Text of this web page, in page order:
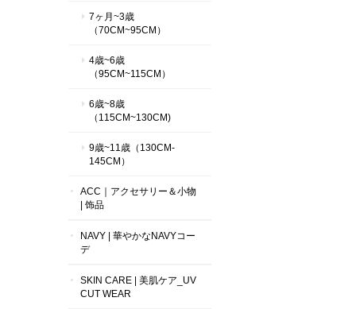
7ヶ月~3歳
（70CM~95CM）
4歳~6歳
（95CM~115CM）
6歳~8歳
（115CM~130CM)
9歳~11歳（130CM-
145CM）
ACC｜アクセサリー＆小物
| 饰品
NAVY | 華やかなNAVYコー
デ
SKIN CARE | 美肌ケア_UV
CUT WEAR